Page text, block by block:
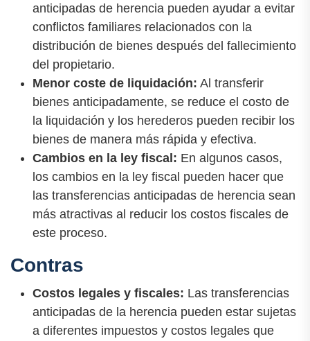
anticipadas de herencia pueden ayudar a evitar
conflictos familiares relacionados con la
distribución de bienes después del fallecimiento
del propietario.
Menor coste de liquidación: Al transferir
bienes anticipadamente, se reduce el costo de
la liquidación y los herederos pueden recibir los
bienes de manera más rápida y efectiva.
Cambios en la ley fiscal: En algunos casos,
los cambios en la ley fiscal pueden hacer que
las transferencias anticipadas de herencia sean
más atractivas al reducir los costos fiscales de
este proceso.
Contras
Costos legales y fiscales: Las transferencias
anticipadas de la herencia pueden estar sujetas
a diferentes impuestos y costos legales que